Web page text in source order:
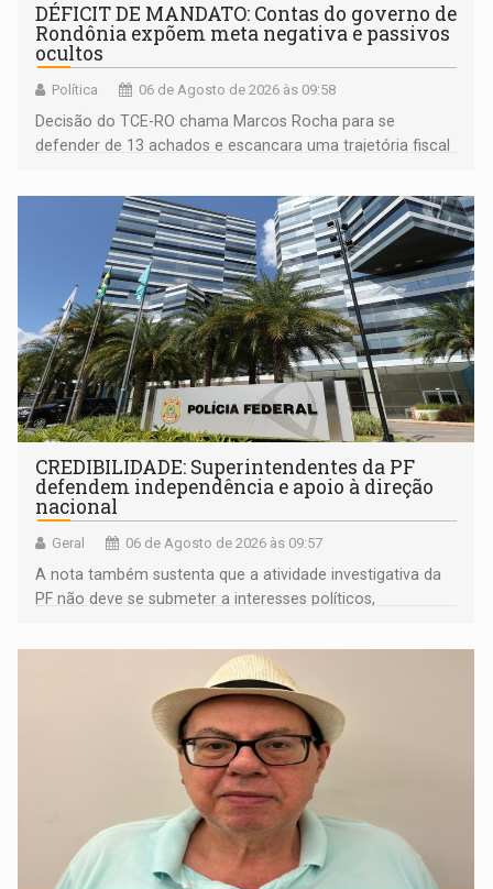
DÉFICIT DE MANDATO: Contas do governo de
Rondônia expõem meta negativa e passivos
ocultos
Política 06 de Agosto de 2026 às 09:58
Decisão do TCE-RO chama Marcos Rocha para se
defender de 13 achados e escancara uma trajetória fiscal
mandato
CREDIBILIDADE: Superintendentes da PF
defendem independência e apoio à direção
nacional
Geral 06 de Agosto de 2026 às 09:57
A nota também sustenta que a atividade investigativa da
PF não deve se submeter a interesses políticos,